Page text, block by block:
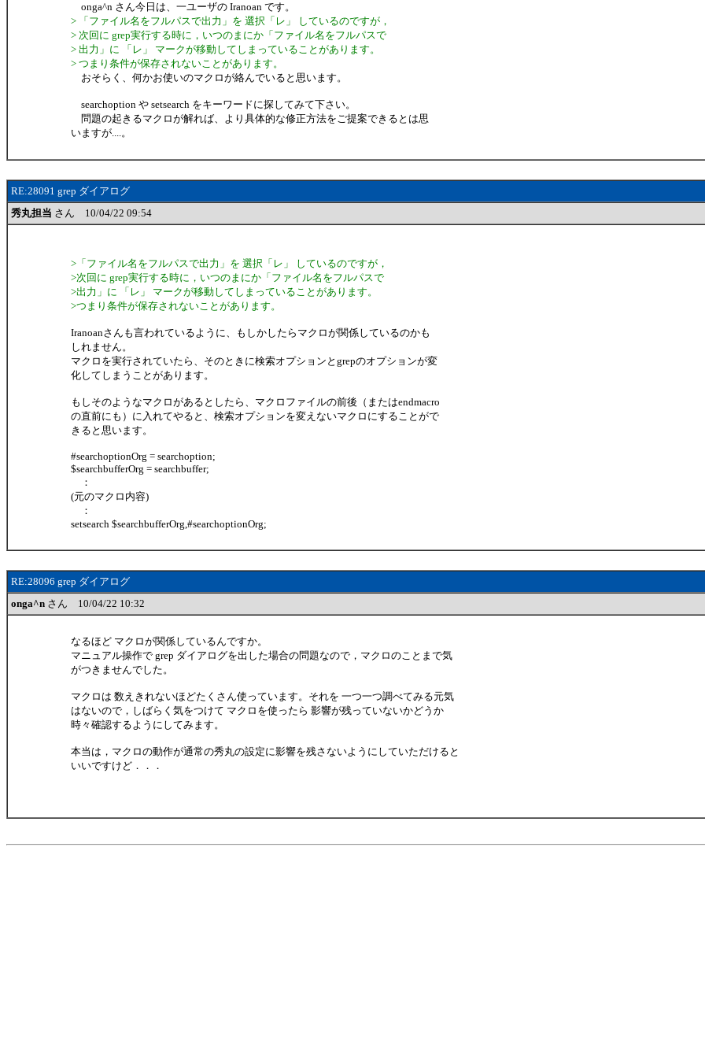
onga^n さん今日は、一ユーザの Iranoan です。
> 「ファイル名をフルパスで出力」を 選択「レ」 しているのですが，
> 次回に grep実行する時に，いつのまにか「ファイル名をフルパスで
> 出力」に 「レ」 マークが移動してしまっていることがあります。
> つまり条件が保存されないことがあります。
おそらく、何かお使いのマクロが絡んでいると思います。
searchoption や setsearch をキーワードに探してみて下さい。
問題の起きるマクロが解れば、より具体的な修正方法をご提案できるとは思
いますが....。
RE:28091 grep ダイアログ
秀丸担当 さん 10/04/22 09:54
>「ファイル名をフルパスで出力」を 選択「レ」 しているのですが，
>次回に grep実行する時に，いつのまにか「ファイル名をフルパスで
>出力」に 「レ」 マークが移動してしまっていることがあります。
>つまり条件が保存されないことがあります。
Iranoanさんも言われているように、もしかしたらマクロが関係しているのかも
しれません。
マクロを実行されていたら、そのときに検索オプションとgrepのオプションが変
化してしまうことがあります。
もしそのようなマクロがあるとしたら、マクロファイルの前後（またはendmacro
の直前にも）に入れてやると、検索オプションを変えないマクロにすることがで
きると思います。
#searchoptionOrg = searchoption;
$searchbufferOrg = searchbuffer;
：
(元のマクロ内容)
：
setsearch $searchbufferOrg,#searchoptionOrg;
RE:28096 grep ダイアログ
onga^n さん 10/04/22 10:32
なるほど マクロが関係しているんですか。
マニュアル操作で grep ダイアログを出した場合の問題なので，マクロのことまで気
がつきませんでした。
マクロは 数えきれないほどたくさん使っています。それを 一つ一つ調べてみる元気
はないので，しばらく気をつけて マクロを使ったら 影響が残っていないかどうか
時々確認するようにしてみます。
本当は，マクロの動作が通常の秀丸の設定に影響を残さないようにしていただけると
いいですけど．．．